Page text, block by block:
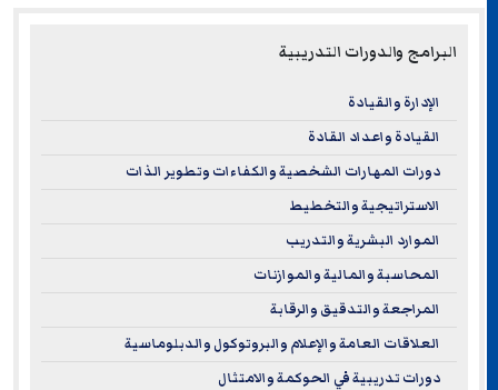
البرامج والدورات التدريبية
الإدارة والقيادة
القيادة واعداد القادة
دورات المهارات الشخصية والكفاءات وتطوير الذات
الاستراتيجية والتخطيط
الموارد البشرية والتدريب
المحاسبة والمالية والموازنات
المراجعة والتدقيق والرقابة
العلاقات العامة والإعلام والبروتوكول والدبلوماسية
دورات تدريبية في الحوكمة والامتثال